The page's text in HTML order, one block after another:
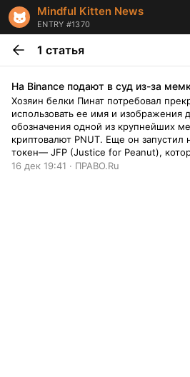
Mindful Kitten News
ENTRY #1370
1 статья
На Binance подают в суд из-за
Хозяин белки Пинат потребовал
использовать ее имя и изображения
обозначения одной из крупнейших
криптовалют PNUT. Еще он запустил
токен— JFP (Justice for Peanut),
называют мошенничеством.
16 дек 19:41 · ПРАВО.Ru